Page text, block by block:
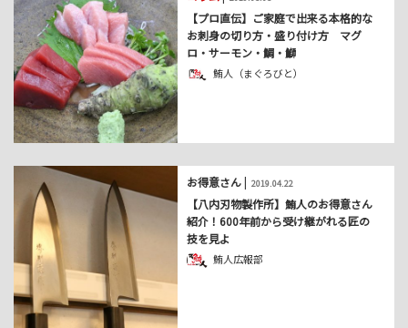
【プロ直伝】ご家庭で出来る本格的な
お刺身の切り方・盛り付け方 マグ
ロ・サーモン・鯛・鰤
鮪人（まぐろびと）
お得意さん| 2019.04.22
【八内刃物製作所】鮪人のお得意さん
紹介！600年前から受け継がれる匠の
技を見よ
鮪人広報部